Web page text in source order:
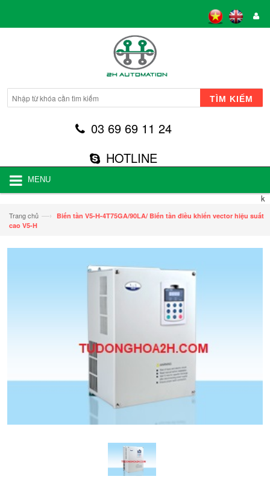
TÌM KIẾM
03 69 69 11 24
HOTLINE
MENU
k
Trang chủ —›
Biến tần V5-H-4T75GA/90LA/ Biến tần điều khiển vector hiệu suất
cao V5-H